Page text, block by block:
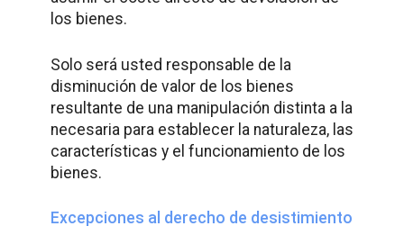
los bienes.
Solo será usted responsable de la
disminución de valor de los bienes
resultante de una manipulación distinta a la
necesaria para establecer la naturaleza, las
características y el funcionamiento de los
bienes.
Excepciones al derecho de desistimiento